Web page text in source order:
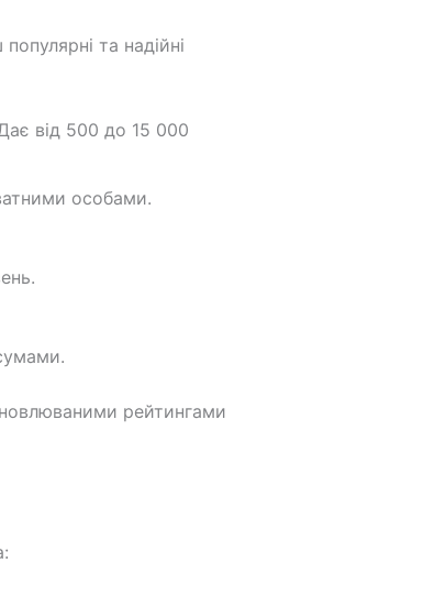
та надійні
від 500 до 15 000
особами.
рейтингами